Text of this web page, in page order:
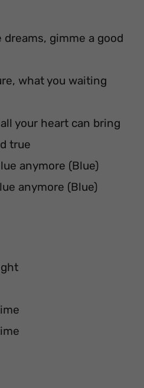
gimme a good
what you waiting
your heart can bring
true
anymore (Blue)
anymore (Blue)